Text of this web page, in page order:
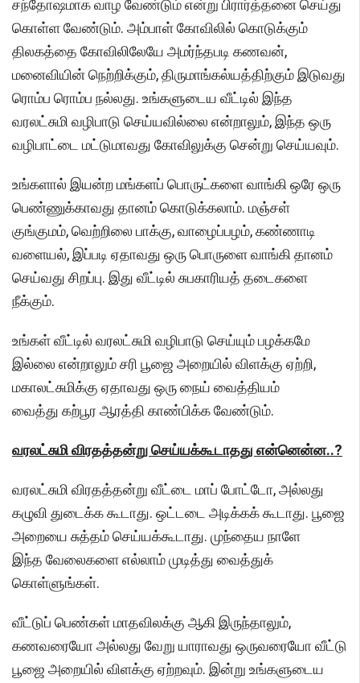
சந்தோஷமாக வாழ வேண்டும் என்று பிரார்த்தனை செய்து
கொள்ள வேண்டும். அம்பாள் கோவிலில் கொடுக்கும்
திலகத்தை கோவிலிலேயே அமர்ந்தபடி கணவன்,
மனைவியின் நெற்றிக்கும், திருமாங்கல்யத்திற்கும் இடுவது
ரொம்ப ரொம்ப நல்லது. உங்களுடைய வீட்டில் இந்த
வரலட்சுமி வழிபாடு செய்யவில்லை என்றாலும், இந்த ஒரு
வழிபாட்டை மட்டுமாவது கோவிலுக்கு சென்று செய்யவும்.
உங்களால் இயன்ற மங்களப் பொருட்களை வாங்கி ஒரே ஒரு
பெண்ணுக்காவது தானம் கொடுக்கலாம். மஞ்சள்
குங்குமம், வெற்றிலை பாக்கு, வாழைப்பழம், கண்ணாடி
வளையல், இப்படி ஏதாவது ஒரு பொருளை வாங்கி தானம்
செய்வது சிறப்பு. இது வீட்டில் சுபகாரியத் தடைகளை
நீக்கும்.
உங்கள் வீட்டில் வரலட்சுமி வழிபாடு செய்யும் பழக்கமே
இல்லை என்றாலும் சரி பூஜை அறையில் விளக்கு ஏற்றி,
மகாலட்சுமிக்கு ஏதாவது ஒரு நைய் வைத்தியம்
வைத்து கற்பூர ஆரத்தி காண்பிக்க வேண்டும்.
வரலட்சுமி விரதத்தன்று செய்யக்கூடாதது என்னென்ன..?
வரலட்சுமி விரதத்தன்று வீட்டை மாப் போட்டோ, அல்லது
கழுவி துடைக்க கூடாது. ஒட்டடை அடிக்கக் கூடாது. பூஜை
அறையை சுத்தம் செய்யக்கூடாது. முந்தைய நாளே
இந்த வேலைகளை எல்லாம் முடித்து வைத்துக்
கொள்ளுங்கள்.
வீட்டுப் பெண்கள் மாதவிலக்கு ஆகி இருந்தாலும்,
கணவரையோ அல்லது வேறு யாராவது ஒருவரையோ வீட்டு
பூஜை அறையில் விளக்கு ஏற்றவும். இன்று உங்களுடைய